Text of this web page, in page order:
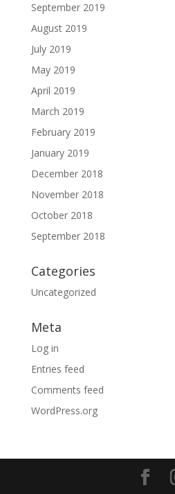
September 2019
August 2019
July 2019
May 2019
April 2019
March 2019
February 2019
January 2019
December 2018
November 2018
October 2018
September 2018
Categories
Uncategorized
Meta
Log in
Entries feed
Comments feed
WordPress.org